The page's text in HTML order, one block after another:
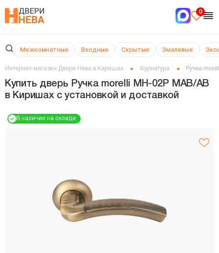
0
Межкомнатные Входные Скрытые Эмалевые
Интернет-магазин Двери Нева в Киришах Фурнитура Ручка
Купить дверь Ручка morelli MH-02P MAB/AB
в Киришах с установкой и доставкой
В наличии на складе